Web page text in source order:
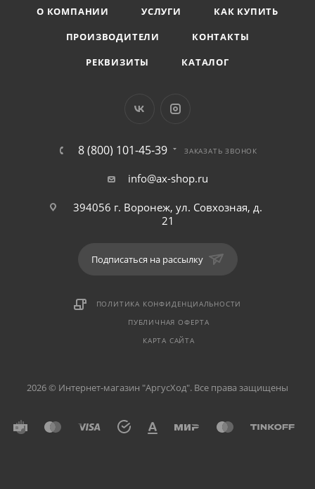
О КОМПАНИИ УСЛУГИ
КАК КУПИТЬ
ПРОИЗВОДИТЕЛИ
КОНТАКТЫ
РЕКВИЗИТЫ
КАТАЛОГ
8 (800) 101-45-39 ЗАКАЗАТЬ ЗВОНОК
info@ax-shop.ru
394056 г. Воронеж, ул. Совхозная, д.
21
Подписаться на рассылку
ПОЛИТИКА КОНФИДЕНЦИАЛЬНОСТИ
ПУБЛИЧНАЯ ОФЕРТА
КАРТА САЙТА
2026 © Интернет-магазин "АргусХод". Все права защищены